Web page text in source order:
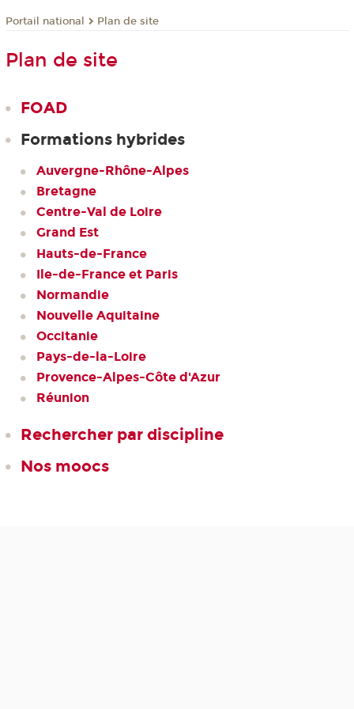
Portail national Plan de site
Plan de site
FOAD
Formations hybrides
Auvergne-Rhône-Alpes
Bretagne
Centre-Val de Loire
Grand Est
Hauts-de-France
Ile-de-France et Paris
Normandie
Nouvelle Aquitaine
Occitanie
Pays-de-la-Loire
Provence-Alpes-Côte d'Azur
Réunion
Rechercher par discipline
Nos moocs